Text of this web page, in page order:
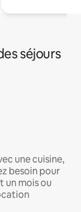
séjours
une cuisine,
besoin pour
un mois ou